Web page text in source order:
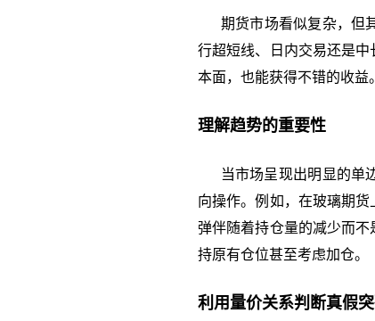
期货市场看似复杂，但
行超短线、日内交易还是
本面，也能获得不错的收益。
理解趋势的重要性
当市场呈现出明显的单边
向操作。例如，在玻璃期
弹伴随着持仓量的减少而
持原有仓位甚至考虑加仓。
利用量价关系判断真假